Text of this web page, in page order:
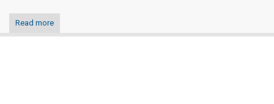
Read more